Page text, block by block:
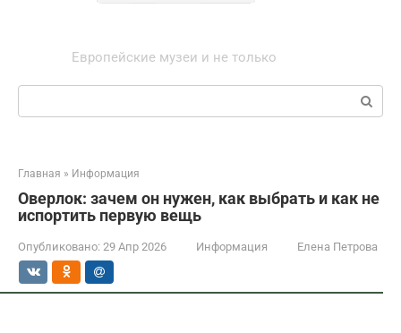
Европейские музеи и не только
Поиск:
Главная » Информация
Оверлок: зачем он нужен, как выбрать и как не
испортить первую вещь
Опубликовано: 29 Апр 2026 Информация Елена Петрова